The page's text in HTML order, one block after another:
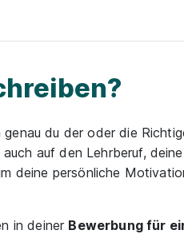
du der oder die
auf den Lehrberuf,
deine persönliche
in deiner Bewerbung für